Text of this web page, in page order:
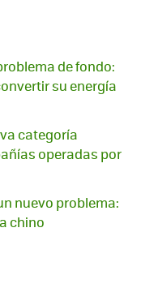
de fondo:
su energía
categoría
operadas por
nuevo problema:
chino